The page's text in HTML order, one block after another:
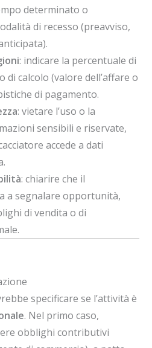
determinato o
di recesso (preavviso,
: indicare la percentuale di
calcolo (valore dell’affare o
di pagamento.
: vietare l’uso o la
sensibili e riservate,
accede a dati
: chiarire che il
a segnalare opportunità,
di vendita o di
specificare se l’attività è
. Nel primo caso,
obblighi contributivi